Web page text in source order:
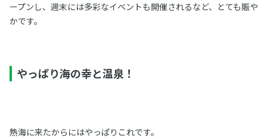
ープンし、週末には多彩なイベントも開催されるなど、とても賑や
かです。
やっぱり海の幸と温泉！
熱海に来たからにはやっぱりこれです。